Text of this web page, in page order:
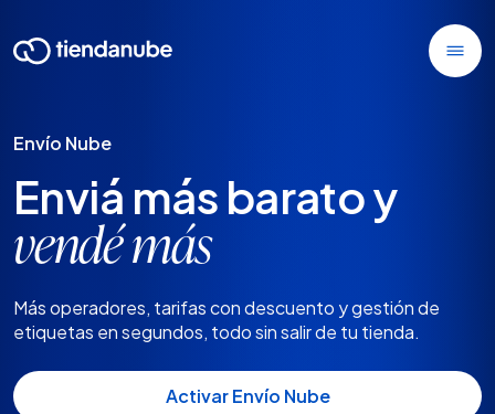
Envío Nube
Enviá más barato y
vendé más
Más operadores, tarifas con descuento y gestión de
etiquetas en segundos, todo sin salir de tu tienda.
Activar Envío Nube